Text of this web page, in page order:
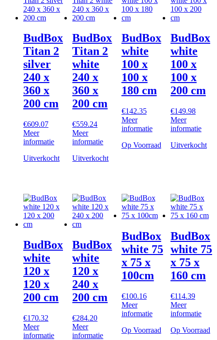
BudBox
Titan 2
silver
240 x
360 x
200 cm
€609.07
Meer
informatie
Uitverkocht
BudBox
Titan 2
white
240 x
360 x
200 cm
€559.24
Meer
informatie
Uitverkocht
BudBox
white
100 x
100 x
180 cm
€142.35
Meer
informatie
Op Voorraad
BudBox
white
100 x
100 x
200 cm
€149.98
Meer
informatie
Uitverkocht
BudBox
white
120 x
120 x
200 cm
€170.32
Meer
informatie
BudBox
white
120 x
240 x
200 cm
€284.20
Meer
informatie
BudBox
white 75
x 75 x
100cm
€100.16
Meer
informatie
Op Voorraad
BudBox
white 75
x 75 x
160 cm
€114.39
Meer
informatie
Op Voorraad